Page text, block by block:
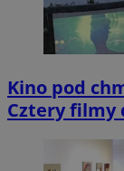
Kino pod
Cztery filmy